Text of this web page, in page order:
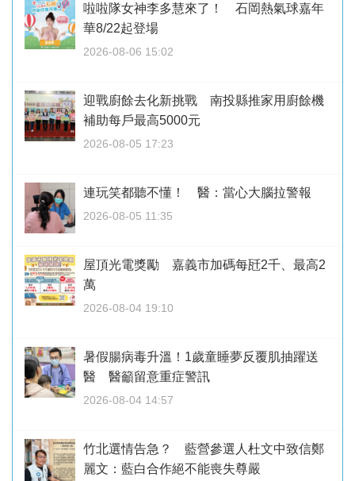
啦啦隊女神李多慧來了！ 石岡熱氣球嘉年
華8/22起登場
2026-08-06 15:02
迎戰廚餘去化新挑戰 南投縣推家用廚餘機
補助每戶最高5000元
2026-08-05 17:23
連玩笑都聽不懂！ 醫：當心大腦拉警報
2026-08-05 11:35
屋頂光電獎勵 嘉義市加碼每瓩2千、最高2
萬
2026-08-04 19:10
暑假腸病毒升溫！1歲童睡夢反覆肌抽躍送
醫 醫籲留意重症警訊
2026-08-04 14:57
竹北選情告急？ 藍營參選人杜文中致信鄭
麗文：藍白合作絕不能喪失尊嚴